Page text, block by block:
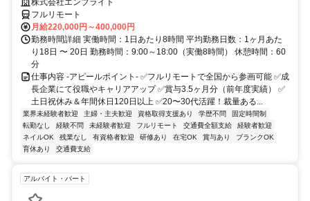
フルリモート
月給220,000円～400,000円
勤務時間詳細 実働時間：1日あたり8時間 平均勤務日数：1ヶ月あた
り18日 〜 20日 勤務時間：9:00～18:00（実働8時間） 休憩時間：60
分
仕事内容 -アピールポイント- ✅フルリモートで全国から参画可能 ✅成
長企業にて役職やキャリアアップ ✅賞与3.5ヶ月分（前年度実績） ✅
土日祝休み＆年間休日120日以上 ✅20〜30代活躍！裁量ある...
業界未経験者歓迎 主婦・主夫歓迎 資格取得支援あり 学歴不問
固定時間制
転勤なし
経験不問 未経験者歓迎 フルリモート 交通費全額支給
経験者歓迎
ネイルOK
残業なし 有資格者歓迎 研修あり 在宅OK 賞与あり
ブランクOK
育休あり
交通費支給
アルバイト・パート